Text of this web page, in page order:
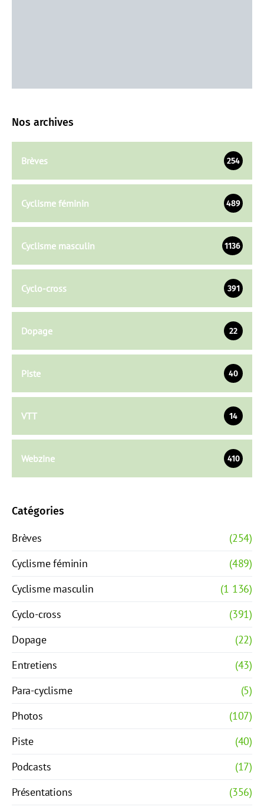
Nos archives
Brèves 254
Cyclisme féminin 489
Cyclisme masculin 1136
Cyclo-cross 391
Dopage 22
Piste 40
VTT 14
Webzine 410
Catégories
Brèves
(254)
Cyclisme féminin
(489)
Cyclisme masculin
(1 136)
Cyclo-cross
(391)
Dopage
(22)
Entretiens
(43)
Para-cyclisme
(5)
Photos
(107)
Piste
(40)
Podcasts
(17)
Présentations
(356)